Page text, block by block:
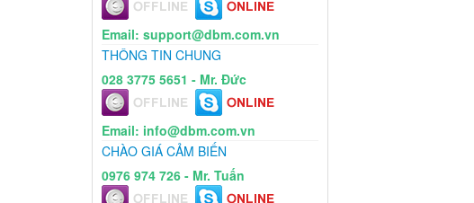
Email: support@dbm.com.vn
THÔNG TIN CHUNG
028 3775 5651 - Mr. Đức
Email: info@dbm.com.vn
CHÀO GIÁ CẢM BIẾN
0976 974 726 - Mr. Tuấn